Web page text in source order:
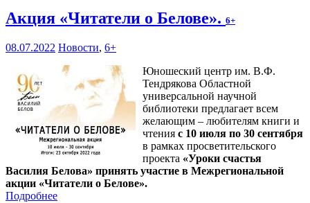
Акция «Читатели о Белове». 6+
08.07.2022 Новости, 6+
Юношеский центр им. В.Ф.
Тендрякова Областной
универсальной научной
библиотеки предлагает всем
желающим – любителям книги и
чтения с 10 июля по 30 сентября
в рамках просветительского
проекта «Уроки счастья
Василия Белова» принять участие в Межрегиональной
акции «Читатели о Белове».
Подробнее